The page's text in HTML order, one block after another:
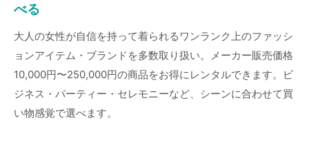
べる
大人の女性が自信を持って着られるワンランク上のファッシ
ョンアイテム・ブランドを多数取り扱い。メーカー販売価格
10,000円〜250,000円の商品をお得にレンタルできます。ビ
ジネス・パーティー・セレモニーなど、シーンに合わせて買
い物感覚で選べます。